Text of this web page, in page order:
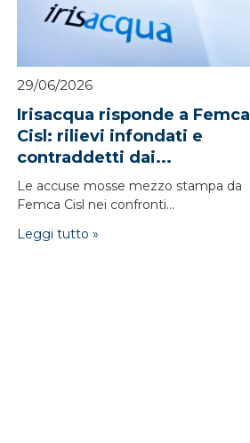
29/06/2026
Irisacqua risponde a Femca
Cisl: rilievi infondati e
contraddetti dai...
Le accuse mosse mezzo stampa da
Femca Cisl nei confronti...
Leggi tutto »